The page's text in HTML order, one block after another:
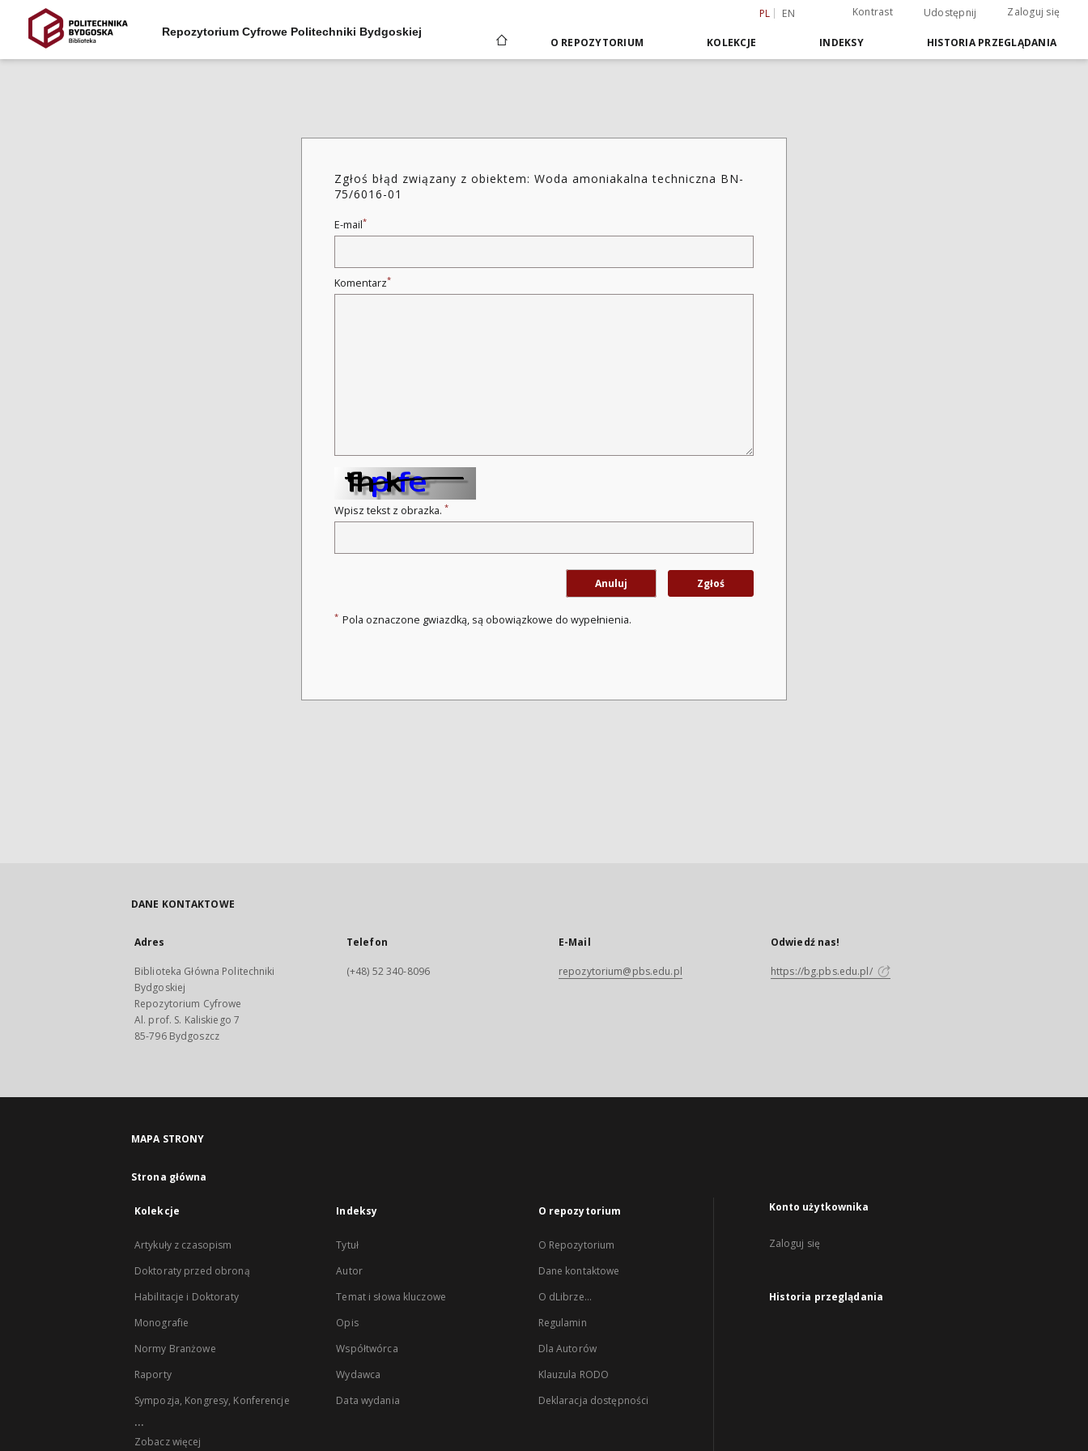
PL EN Kontrast Udostępnij Zaloguj się
Repozytorium Cyfrowe Politechniki Bydgoskiej
O REPOZYTORIUM KOLEKCJE INDEKSY HISTORIA PRZEGLĄDANIA
Zgłoś błąd związany z obiektem: Woda amoniakalna techniczna BN-
75/6016-01
E-mail*
Komentarz*
Wpisz tekst z obrazka. *
Anuluj Zgłoś
* Pola oznaczone gwiazdką, są obowiązkowe do wypełnienia.
DANE KONTAKTOWE
Adres
Biblioteka Główna Politechniki
Bydgoskiej
Repozytorium Cyfrowe
Al. prof. S. Kaliskiego 7
85-796 Bydgoszcz
Telefon
(+48) 52 340-8096
E-Mail
repozytorium@pbs.edu.pl
Odwiedź nas!
https://bg.pbs.edu.pl/
MAPA STRONY
Strona główna
Kolekcje
Artykuły z czasopism
Doktoraty przed obroną
Habilitacje i Doktoraty
Monografie
Normy Branżowe
Raporty
Sympozja, Kongresy, Konferencje
...
Zobacz więcej
Indeksy
Tytuł
Autor
Temat i słowa kluczowe
Opis
Współtwórca
Wydawca
Data wydania
O repozytorium
O Repozytorium
Dane kontaktowe
O dLibrze...
Regulamin
Dla Autorów
Klauzula RODO
Deklaracja dostępności
Konto użytkownika
Zaloguj się
Historia przeglądania